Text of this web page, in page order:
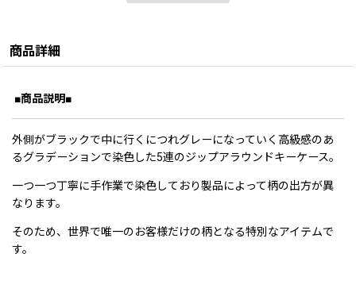
商品詳細
■商品説明■
外側がブラックで中に行くにつれグレーになっていく高級感のあ
るグラデーションで染色した5連のジップアラウンドキーケース。
一つ一つ丁寧に手作業で染色しており製品によって柄の出方が異
なります。
そのため、世界で唯一のお客様だけの柄となる特別なアイテムで
す。